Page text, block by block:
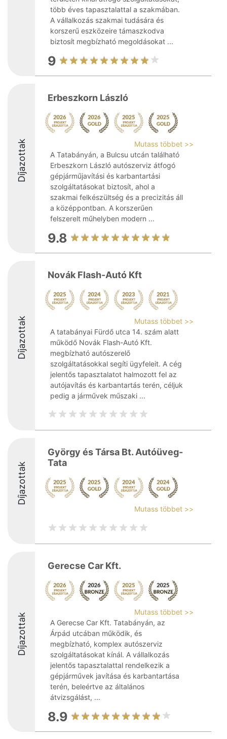
több éves tapasztalattal a szakmában.
A vállalkozás szakmai tudására és
korszerű eszközeire támaszkodva
biztosít megbízható megoldásokat ...
9
Díjazottak
Erbeszkorn László
Mutass többet >>
A Tatabányán, a Bulcsu utcán található
Erbeszkorn László autószerviz átfogó
gépjárműjavítási és karbantartási
szolgáltatásokat biztosít, ahol a
szakmai felkészültség és a precizitás áll
a középpontban. A korszerűen
felszerelt műhelyben modern ...
9.8
Díjazottak
Novák Flash-Autó Kft
Mutass többet >>
A tatabányai Fürdő utca 14. szám alatt
működő Novák Flash-Autó Kft.
megbízható autószerelő
szolgáltatásokkal segíti ügyfeleit. A cég
jelentős tapasztalatot halmozott fel az
autójavítás és karbantartás terén, céljuk
pedig a járművek műszaki ...
Díjazottak
György és Társa Bt. Autóüveg-
Tata
Mutass többet >>
Díjazottak
Gerecse Car Kft.
Mutass többet >>
A Gerecse Car Kft. Tatabányán, az
Árpád utcában működik, és
megbízható, komplex autószerviz
szolgáltatásokat kínál. A vállalkozás
jelentős tapasztalattal rendelkezik a
gépjárművek javítása és karbantartása
terén, beleértve az általános
átvizsgálást, ...
8.9